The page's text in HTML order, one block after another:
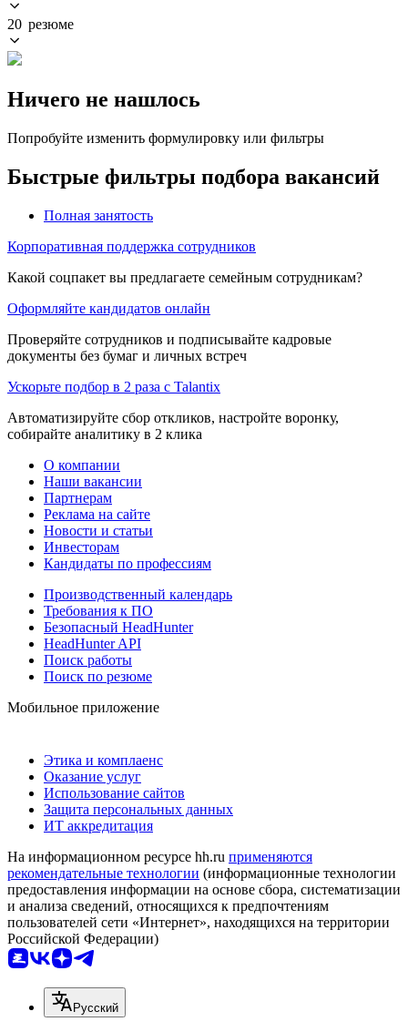
20 резюме
Ничего не нашлось
Попробуйте изменить формулировку или фильтры
Быстрые фильтры подбора вакансий
Полная занятость
Корпоративная поддержка сотрудников
Какой соцпакет вы предлагаете семейным сотрудникам?
Оформляйте кандидатов онлайн
Проверяйте сотрудников и подписывайте кадровые
документы без бумаг и личных встреч
Ускорьте подбор в 2 раза с Talantix
Автоматизируйте сбор откликов, настройте воронку,
собирайте аналитику в 2 клика
О компании
Наши вакансии
Партнерам
Реклама на сайте
Новости и статьи
Инвесторам
Кандидаты по профессиям
Производственный календарь
Требования к ПО
Безопасный HeadHunter
HeadHunter API
Поиск работы
Поиск по резюме
Мобильное приложение
Этика и комплаенс
Оказание услуг
Использование сайтов
Защита персональных данных
ИТ аккредитация
На информационном ресурсе hh.ru применяются
рекомендательные технологии (информационные технологии
предоставления информации на основе сбора, систематизации
и анализа сведений, относящихся к предпочтениям
пользователей сети «Интернет», находящихся на территории
Российской Федерации)
Русский